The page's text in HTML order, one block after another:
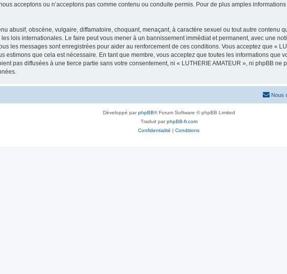
acceptons ou n’acceptons pas comme contenu ou conduite permis. Pour de plus amples
abusif, obscène, vulgaire, diffamatoire, choquant, menaçant, à caractère sexuel ou tout autre contenu
lois internationales. Le faire peut vous mener à un bannissement immédiat et permanent, avec une
les messages sont enregistrées pour aider au renforcement de ces conditions. Vous acceptez que «
estimons que cela est nécessaire. En tant que membre, vous acceptez que toutes les informations que
pas diffusées à une tierce partie sans votre consentement, ni « LUTHERIE AMATEUR », ni phpBB
Nous
Développé parphpBB® Forum Software © phpBB Limited
Traduit parphpBB-fr.com
Confidentialité | Conditions